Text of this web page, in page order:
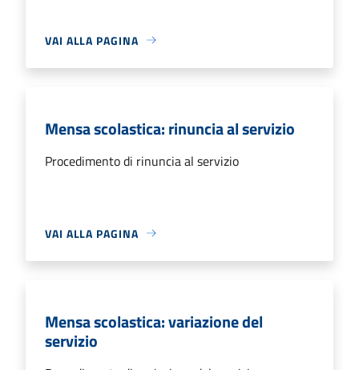
VAI ALLA PAGINA
Mensa scolastica: rinuncia al servizio
Procedimento di rinuncia al servizio
VAI ALLA PAGINA
Mensa scolastica: variazione del
servizio